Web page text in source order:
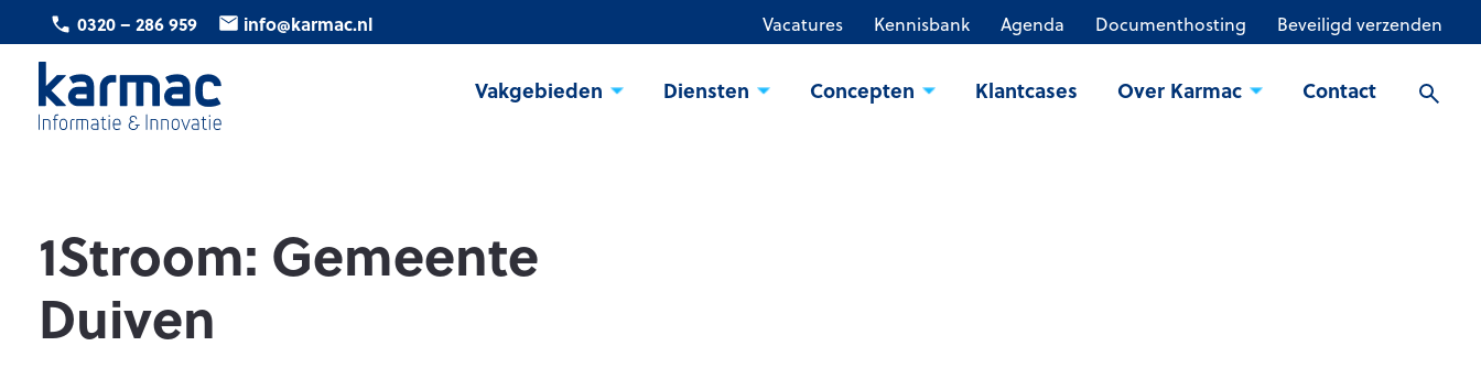
naar
inhoud
0320 – 286 959 info@karmac.nl Vacatures Kennisbank Agenda Documenthosting Beveiligd verzenden
Vakgebieden Diensten Concepten Klantcases Over Karmac Contact
1Stroom: Gemeente
Duiven